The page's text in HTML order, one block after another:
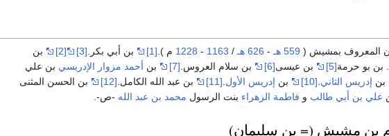
المعروف بمشيش ( 559 هـ - 626 هـ /
1163
-
1228 م ).[1] بن أبي بكر. [2] [3]
بن
بن بو حرمة[5] بن عيسى[6] بن سلام العروس.[7] بن أحمد مزوار الإدريسي بن علي
بن إدريس الثاني.
[10] بن إدريس الأول.
[11] بن عبد الله الكامل.[12]
بن الحسن المثنى
علي بن أبي طالب و فاطمة الزهراء بنت الرسول محمد بن عبد الله -ص-.
بن مشيش (= بن سليمان)